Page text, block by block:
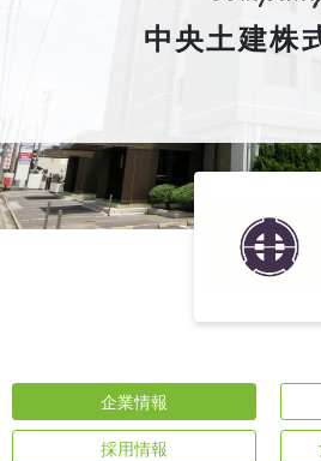
中央土建株
企業情報
採用情報